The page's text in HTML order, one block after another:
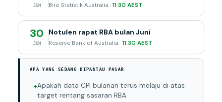
JUN Biro Statistik Australia · 11:30 AEST
30
JUN
Notulen rapat RBA bulan Juni
Reserve Bank of Australia · 11:30 AEST
APA YANG SEDANG DIPANTAU PASAR
Apakah data CPI bulanan terus melaju di atas
target rentang sasaran RBA